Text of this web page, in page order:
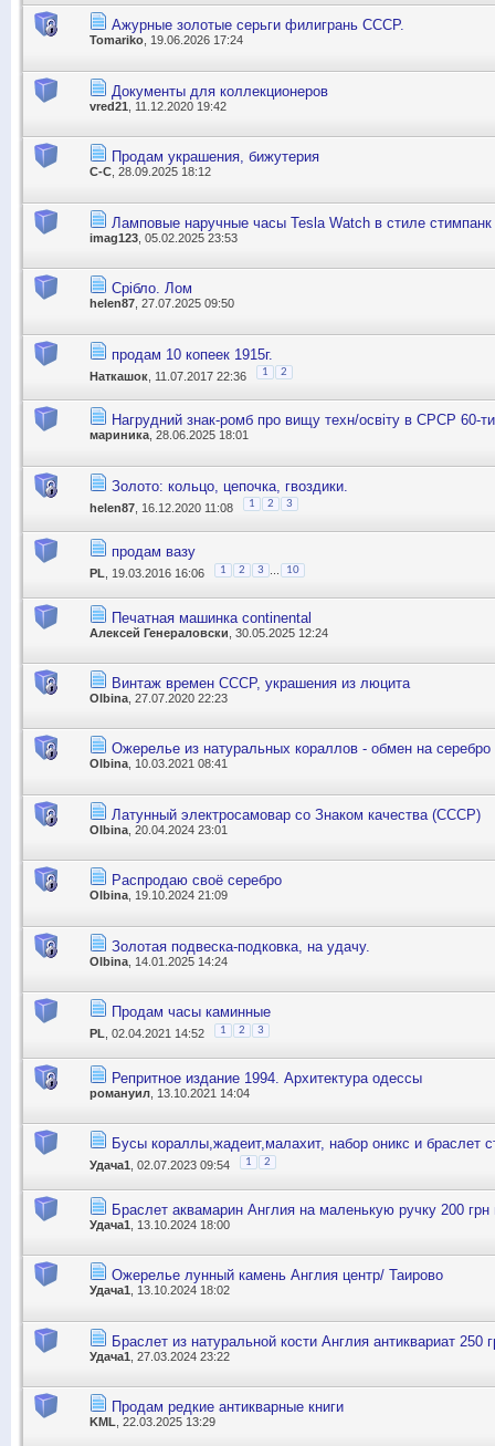
Ажурные золотые серьги филигрань СССР.
Tomariko , 19.06.2026 17:24
Документы для коллекционеров
vred21 , 11.12.2020 19:42
Продам украшения, бижутерия
С-С , 28.09.2025 18:12
Ламповые наручные часы Tesla Watch в стиле стимпанк
imag123 , 05.02.2025 23:53
Срібло. Лом
helen87 , 27.07.2025 09:50
продам 10 копеек 1915г.
Наткашок , 11.07.2017 22:36 1 2
Нагрудний знак-ромб про вищу техн/освіту в СРСР 60-
мариника , 28.06.2025 18:01
Золото: кольцо, цепочка, гвоздики.
helen87 , 16.12.2020 11:08 1 2 3
продам вазу
PL , 19.03.2016 16:06 1 2 3 10
Печатная машинка continental
Алексей Генераловски , 30.05.2025 12:24
Винтаж времен СССР, украшения из люцита
Olbina , 27.07.2020 22:23
Ожерелье из натуральных кораллов - обмен на серебро
Olbina, 10.03.2021 08:41
Латунный электросамовар со Знаком качества (СССР)
Olbina , 20.04.2024 23:01
Распродаю своё серебро
Olbina, 19.10.2024 21:09
Золотая подвеска-подковка, на удачу.
Olbina , 14.01.2025 14:24
Продам часы каминные
PL , 02.04.2021 14:52 1 2 3
Репритное издание 1994. Архитектура одессы
романуил , 13.10.2021 14:04
Бусы кораллы,жадеит,малахит, набор оникс и браслет
Удача1 , 02.07.2023 09:54 1 2
Браслет аквамарин Англия на маленькую ручку 200 грн
Удача1 , 13.10.2024 18:00
Ожерелье лунный камень Англия центр/ Таирово
Удача1 , 13.10.2024 18:02
Браслет из натуральной кости Англия антиквариат 250
Удача1 , 27.03.2024 23:22
Продам редкие антикварные книги
KML , 22.03.2025 13:29